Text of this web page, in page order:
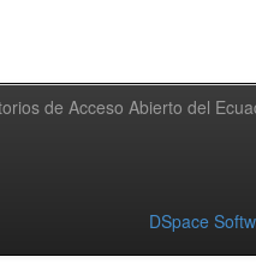
de Acceso Abierto del
DSpace